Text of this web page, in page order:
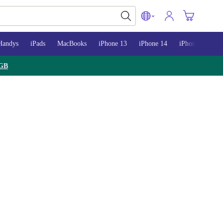
iPads MacBooks iPhone 13 iPhone 14 iPhone 15